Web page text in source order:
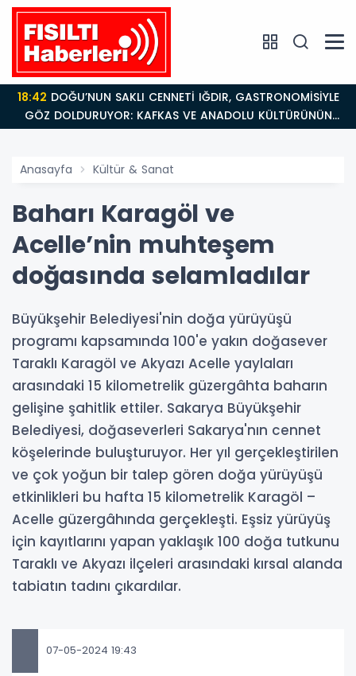
18:26Fısıltı Haberleri Iğdır Tanıtımları Devam Ediyor:
Türkiye’nin Doğu Kapısı Iğdır’ın Saklı Cennetleri
Keşfedilmeyi Bekliyor
Anasayfa Kültür & Sanat
Baharı Karagöl ve
Acelle’nin muhteşem
doğasında selamladılar
Büyükşehir Belediyesi'nin doğa yürüyüşü
programı kapsamında 100'e yakın doğasever
Taraklı Karagöl ve Akyazı Acelle yaylaları
arasındaki 15 kilometrelik güzergâhta baharın
gelişine şahitlik ettiler. Sakarya Büyükşehir
Belediyesi, doğaseverleri Sakarya'nın cennet
köşelerinde buluşturuyor. Her yıl gerçekleştirilen
ve çok yoğun bir talep gören doğa yürüyüşü
etkinlikleri bu hafta 15 kilometrelik Karagöl –
Acelle güzergâhında gerçekleşti. Eşsiz yürüyüş
için kayıtlarını yapan yaklaşık 100 doğa tutkunu
Taraklı ve Akyazı ilçeleri arasındaki kırsal alanda
tabiatın tadını çıkardılar.
07-05-2024 19:43